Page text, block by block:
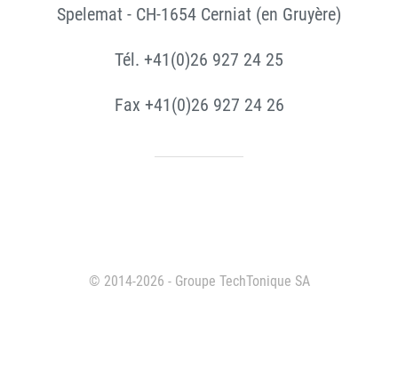
Spelemat - CH-1654 Cerniat (en Gruyère)
Tél. +41(0)26 927 24 25
Fax +41(0)26 927 24 26
© 2014-2026 - Groupe TechTonique SA